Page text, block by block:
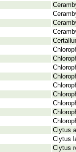
Clytus
Clytus
Clytus